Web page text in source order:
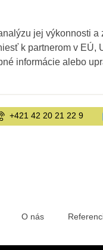
O nás
+421 42 20 21 22 9
jej výkonnosti
k partnerom v
informácie alebo